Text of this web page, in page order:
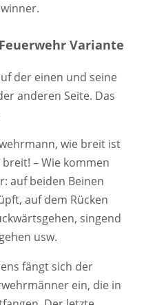
Variante
der einen und seine
anderen Seite. Das
wie breit ist
– Wie kommen
auf beiden Beinen
auf dem Rücken
singend
usw.
fängt sich der
ein, die in